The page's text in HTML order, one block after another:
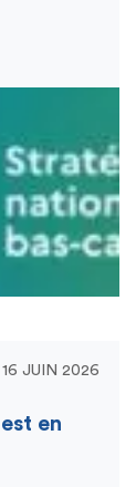
16 JUIN 2026
en